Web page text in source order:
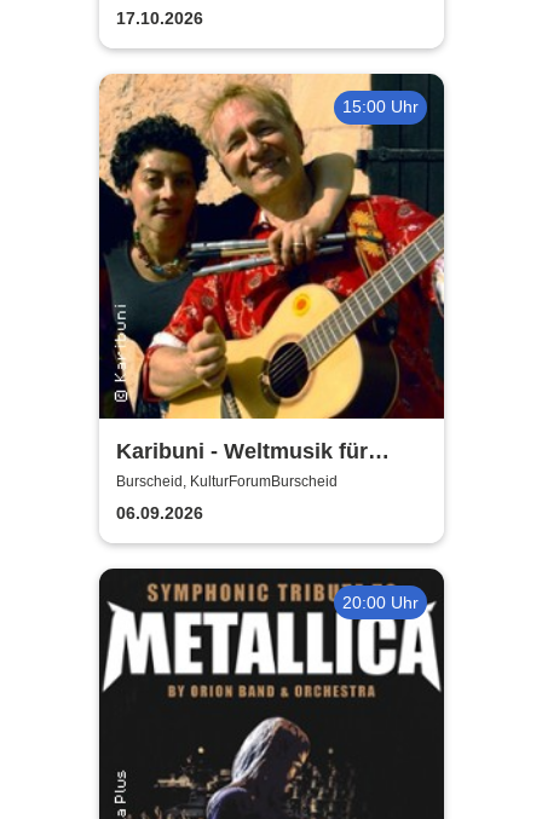
17.10.2026
15:00 Uhr
Karibuni - Weltmusik für
Kinder
Burscheid, KulturForumBurscheid
06.09.2026
20:00 Uhr